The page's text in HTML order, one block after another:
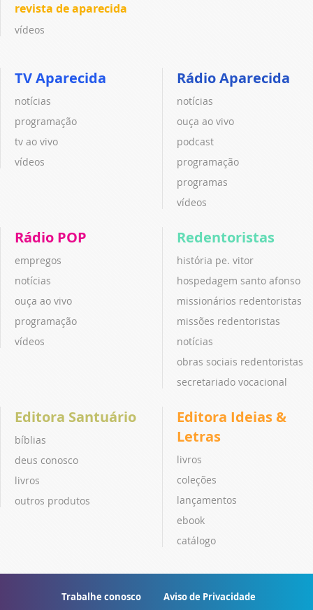
revista de aparecida
vídeos
TV Aparecida
notícias
programação
tv ao vivo
vídeos
Rádio Aparecida
notícias
ouça ao vivo
podcast
programação
programas
vídeos
Rádio POP
empregos
notícias
ouça ao vivo
programação
vídeos
Redentoristas
história pe. vitor
hospedagem santo afonso
missionários redentoristas
missões redentoristas
notícias
obras sociais redentoristas
secretariado vocacional
Editora Santuário
bíblias
deus conosco
livros
outros produtos
Editora Ideias &
Letras
livros
coleções
lançamentos
ebook
catálogo
Trabalhe conosco Aviso de Privacidade